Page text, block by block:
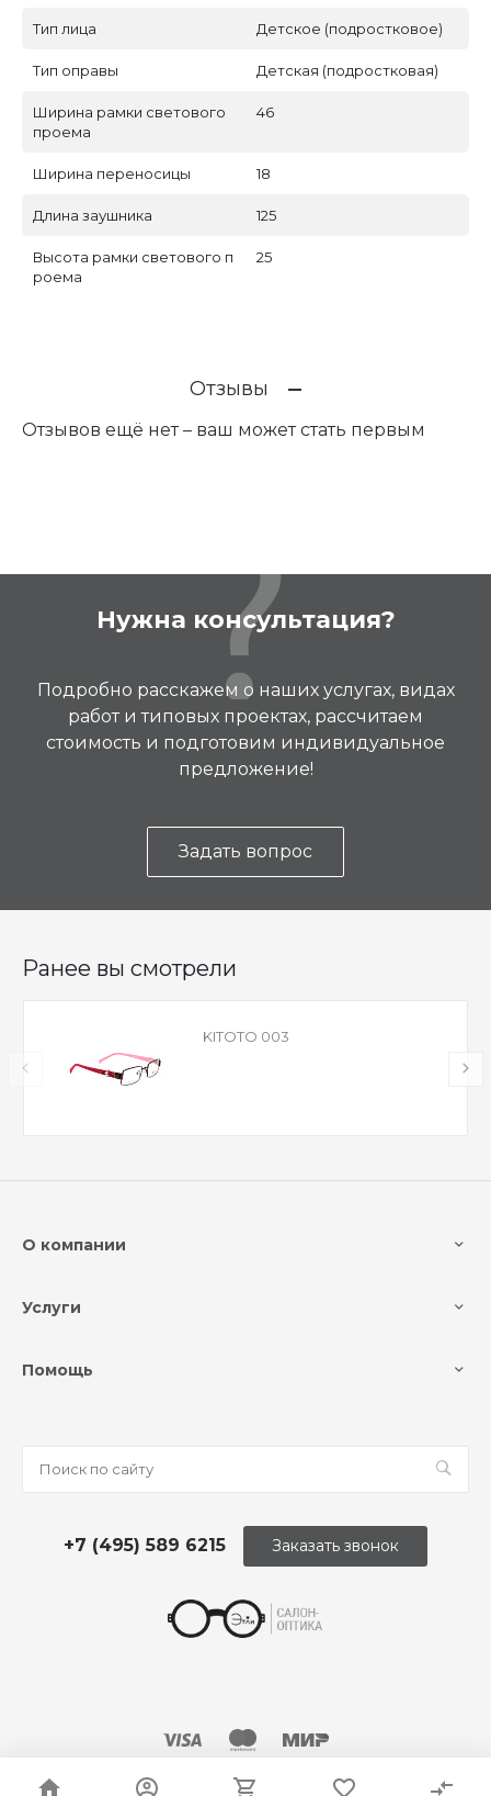
Тип лица Детское (подростковое)
Тип оправы Детская (подростковая)
Ширина рамки светового
проема
46
Ширина переносицы 18
Длина заушника 125
Высота рамки светового п
роема
25
Отзывы
Отзывов ещё нет – ваш может стать первым
Нужна консультация?
Подробно расскажем о наших услугах, видах
работ и типовых проектах, рассчитаем
стоимость и подготовим индивидуальное
предложение!
Задать вопрос
Ранее вы смотрели
KITOTO 003
О компании
Услуги
Помощь
+7 (495) 589 6215 Заказать звонок